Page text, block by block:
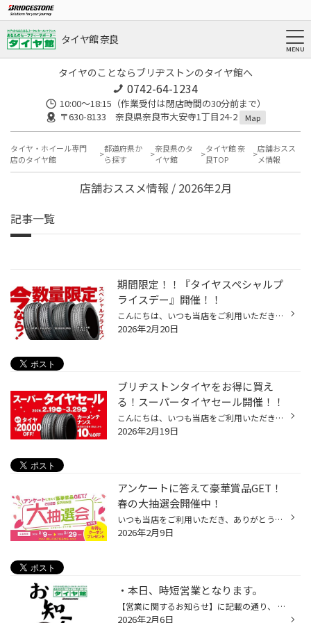
タイヤ館 奈良
タイヤのことならブリヂストンのタイヤ館へ
0742-64-1234
10:00～18:15（作業受付は閉店時間の30分前まで）
〒630-8133 奈良県奈良市大安寺1丁目24-2
Map
タイヤ・ホイール専門
店のタイヤ館
都道府県か
ら探す
奈良県のタ
イヤ館
タイヤ館 奈
良TOP
店舗おスス
メ情報
店舗おススメ情報 / 2026年2月
記事一覧
期間限定！！『タイヤスペシャルプ
ライスデー』開催！！
こんにちは、いつも当店をご利用いただきましてありがとうございます。 2/20(金)～3/1(日)まで、コクピット・タイヤ館におきまして、 期間限定！ サイズ限定！！ 数量限定！！！ お得にお買い求めいただける、「タイヤスペシャルプライスデー」がスタートします！ お得なタイヤのご紹介！！ ワゴンR...
2026年2月20日
ブリヂストンタイヤをお得に買え
る！スーパータイヤセール開催！！
こんにちは、いつも当店をご利用いただきましてありがとうございます。 コクピット・タイヤ館では、ブリヂストンタイヤをお得に買える！ スーパータイヤセールを2月19日(木)から3月29日(日)まで開催いたします！ ブリヂストンのタイヤを4本ご購入で最大20,000円引き！ タイヤをお得にご購入頂けるチ...
2026年2月19日
アンケートに答えて豪華賞品GET！
春の大抽選会開催中！
いつも当店をご利用いただき、ありがとうございます。 2/9(月)から、抽選で選べるデジタルギフト10,000円相当が当たる「春の大抽選会」を開催しております！ コクピット・タイヤ館アプリからアンケートに答えて、抽選に参加！ 期間中にコクピット・タイヤ館アプリからアンケートに答えていただいた...
2026年2月9日
・本日、時短営業となります。
【営業に関するお知らせ】に記載の通り、 誠に勝手ながら社員研修の為、 本日の営業は14：15迄、最終受付は13：45となりますので ご理解、ご協力の程、宜しくお願い致します。
2026年2月6日